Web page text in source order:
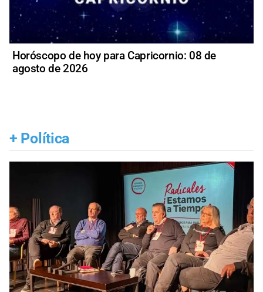
Horóscopo de hoy para Capricornio: 08 de
agosto de 2026
+ Política